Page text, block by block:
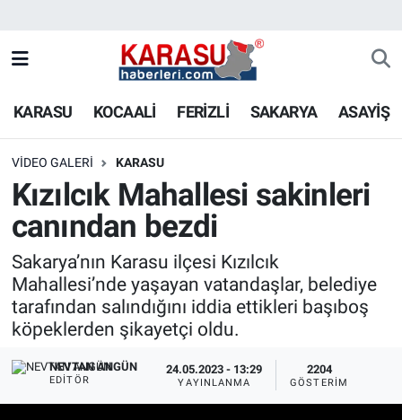
KARASU KOCAALİ FERİZLİ SAKARYA ASAYİŞ
VIDEO GALERI KARASU
Kızılcık Mahallesi sakinleri
canından bezdi
Sakarya’nın Karasu ilçesi Kızılcık
Mahallesi’nde yaşayan vatandaşlar, belediye
tarafından salındığını iddia ettikleri başıboş
köpeklerden şikayetçi oldu.
NEVTAN ANGÜN
EDITÖR
24.05.2023 - 13:29
YAYINLANMA
2204
GÖSTERIM